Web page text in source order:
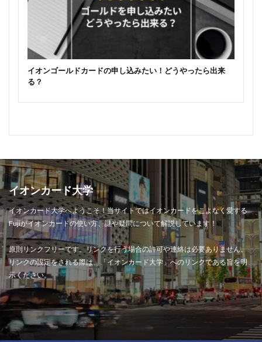
イオンゴールドカードの申し込みたい！どうやったら出来
る？
イオンカード大学
イオンカード大学へようこそ！当サイトではイオンカードをこよなく愛する
Fujiがイオンカードの使い方、謎や疑問について解説しています！
原則リンクフリーです。リンクを行う場合の許可や連絡は必要ありません。
リンクの設定をされる際は、「イオンカード大学」へのリンクである旨を明
示ください。